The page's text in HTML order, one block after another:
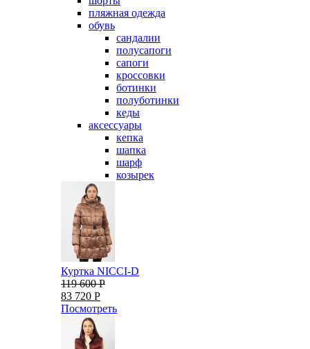
пляжная одежда
oбувь
сандалии
полусапоги
сапоги
кроссовки
ботинки
полуботинки
кеды
аксессуары
кепка
шапка
шарф
козырек
Куртка NICCI-D
119 600 Р
83 720 Р
Посмотреть